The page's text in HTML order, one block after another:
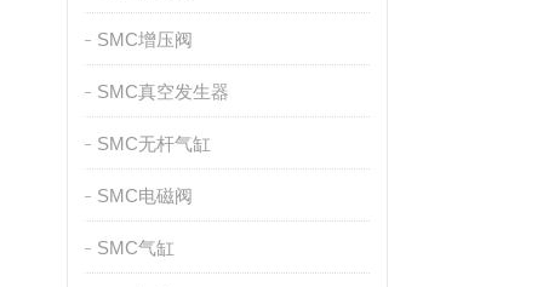
SMC增压阀
SMC真空发生器
SMC无杆气缸
SMC电磁阀
SMC气缸